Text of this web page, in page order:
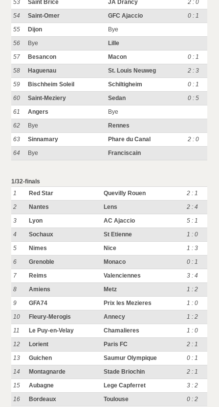
53 Saint Brice JA Drancy
2 : 0
54
Saint-Omer GFC Ajaccio
0 : 1
55
Dijon
Bye
56
Bye
Lille
57
Besancon Macon
0 : 1
58
Haguenau St. Louis Neuweg
2 : 3
59
Bischheim Soleil Schiltigheim
0 : 1
60
Saint-Meziery Sedan
0 : 5
61
Angers
Bye
62
Bye
Rennes
63
Sinnamary Phare du Canal
2 : 0
64
Bye Franciscain
1/32-finals
1
Red Star Quevilly Rouen
2 : 1
2
Nantes Lens
2 : 4
3
Lyon AC Ajaccio
5 : 1
4
Sochaux St Etienne
1 : 0
5
Nimes Nice
1 : 3
6
Grenoble Monaco
0 : 1
7
Reims Valenciennes
3 : 4
8
Amiens Metz
1 : 2
9
GFA74 Prix les Mezieres
1 : 0
10
Fleury-Merogis Annecy
1 : 2
11
Le Puy-en-Velay Chamalieres
1 : 0
12
Lorient Paris FC
2 : 1
13
Guichen Saumur Olympique
0 : 1
14
Montagnarde Stade Briochin
2 : 1
15
Aubagne Lege Capferret
3 : 2
16
Bordeaux Toulouse
0 : 2